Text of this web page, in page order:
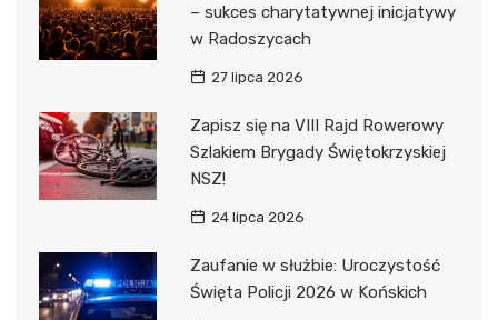
– sukces charytatywnej inicjatywy
w Radoszycach
27 lipca 2026
Zapisz się na VIII Rajd Rowerowy
Szlakiem Brygady Świętokrzyskiej
NSZ!
24 lipca 2026
Zaufanie w służbie: Uroczystość
Święta Policji 2026 w Końskich